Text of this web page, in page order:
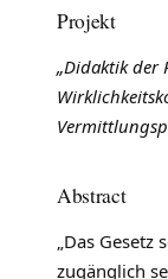
Projekt
„Didaktik der
Abstract
„Das
zugänglich